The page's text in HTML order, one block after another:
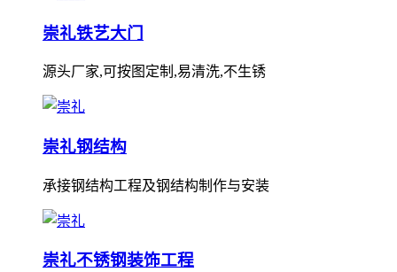
崇礼铁艺大门
源头厂家,可按图定制,易清洗,不生锈
崇礼钢结构
承接钢结构工程及钢结构制作与安装
崇礼不锈钢装饰工程